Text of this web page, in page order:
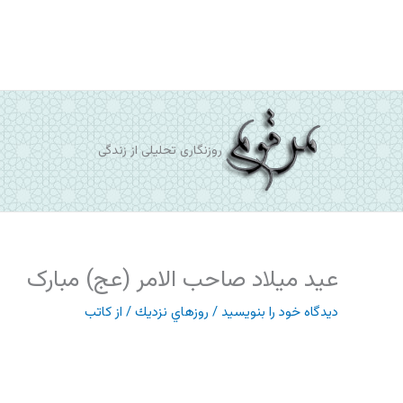
روزنگاری تحلیلی از زندگی
عید میلاد صاحب الامر (عج) مبارک
دیدگاه‌ خود را بنویسید / روزهاي نزديك/ ازکاتب